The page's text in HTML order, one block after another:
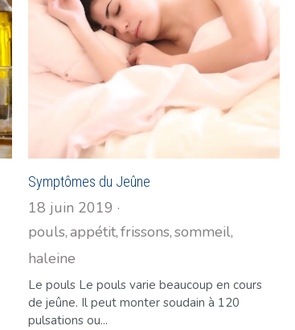
Symptômes du Jeûne
18 juin 2019 ·
pouls,appétit,frissons,sommeil,
haleine
Le pouls Le pouls varie beaucoup en cours
de jeûne. Il peut monter soudain à 120
pulsations ou...